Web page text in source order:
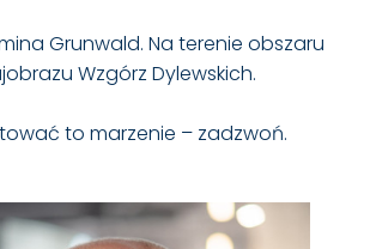
Grunwald. Na terenie obszaru
Wzgórz Dylewskich.
to marzenie – zadzwoń.